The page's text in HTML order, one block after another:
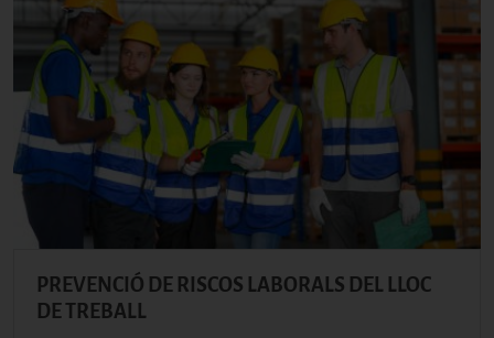
PREVENCIÓ DE RISCOS LABORALS DEL LLOC
DE TREBALL